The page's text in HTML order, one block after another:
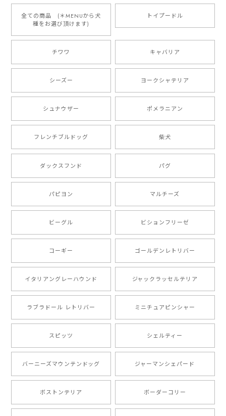
とっても可愛くて、わんちゃんの名前や電話番号も分か
りやすくて最高です！ ありがとうございました❁⃘*.ﾟ
ご縁がありましたら、またよろしくお願いいたします。
【 自然に囲まれた ダックスフンド 】 キャニスター 保存容器 お家用 プレゼント 犬 ペット うちの子 犬グッズ
【 ボーダーコリー 水彩画風 毛色4色 】 手帳 スマホケース 犬 うちの子 iPhone & Android
ったです。 ご連絡が取りづらい点だけ少し不安になり
ましたが、商品の素敵さでチャラです。 本当に可愛
い。ありがとうございます。
2024/10/28
注文受領連絡が無かったのでハラハラしましたが… 可
愛い商品が届きました！大満足です♪
【 自然に囲まれた ポメラニアン 】マグカップ 犬 ペット うちの子 犬グッズ ギフト プレゼント 母の日
りまして、元気な時の顔がそっくりだったので、注文し
ました。ありがとうございました。
全ての商品 (＊MENUから犬
種をお選び頂けます)
トイプードル
チワワ キャバリア
シーズー ヨークシャテリア
シュナウザー ポメラニアン
フレンチブルドッグ 柴犬
ダックスフンド パグ
パピヨン マルチーズ
ビーグル ビションフリーゼ
コーギー ゴールデンレトリバー
イタリアングレーハウンド ジャックラッセルテリア
ラブラドール レトリバー ミニチュアピンシャー
スピッツ シェルティー
バーニーズマウンテンドッグ ジャーマンシェパード
ボストンテリア ボーダーコリー